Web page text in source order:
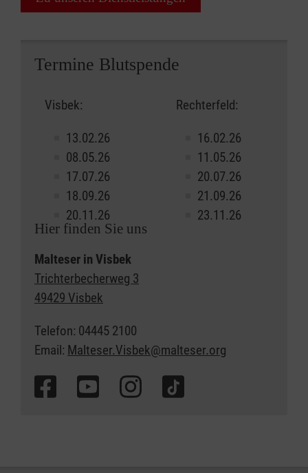
Termine Blutspende
Visbek:
13.02.26
08.05.26
17.07.26
18.09.26
20.11.26
Rechterfeld:
16.02.26
11.05.26
20.07.26
21.09.26
23.11.26
Hier finden Sie uns
Malteser in Visbek
Trichterbecherweg 3
49429 Visbek
Telefon: 04445 2100
Email: Malteser.Visbek@malteser.org